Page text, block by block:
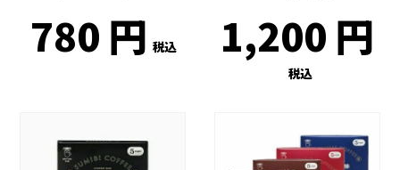
780 税込 1,200
税込